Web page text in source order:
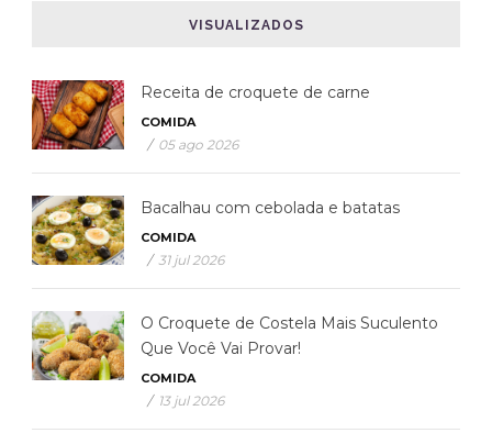
VISUALIZADOS
Receita de croquete de carne
COMIDA
/ 05 ago 2026
Bacalhau com cebolada e batatas
COMIDA
/ 31 jul 2026
O Croquete de Costela Mais Suculento
Que Você Vai Provar!
COMIDA
/ 13 jul 2026